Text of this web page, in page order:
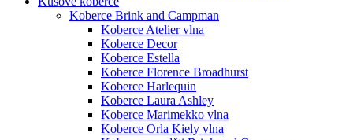
Koberce Brink and Campman
Koberce Atelier vlna
Koberce Decor
Koberce Estella
Koberce Florence Broadhurst
Koberce Harlequin
Koberce Laura Ashley
Koberce Marimekko vlna
Koberce Orla Kiely vlna